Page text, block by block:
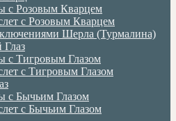
с Розовым Кварцем
с Розовым Кварцем
Шерла (Турмалина)
с Тигровым Глазом
с Тигровым Глазом
с Бычьим Глазом
с Бычьим Глазом